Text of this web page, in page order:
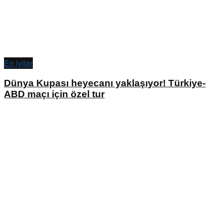
En iyiler
Dünya Kupası heyecanı yaklaşıyor! Türkiye-
ABD maçı için özel tur